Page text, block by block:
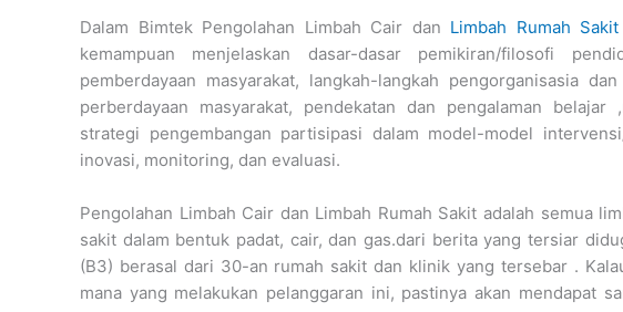
Dalam Bimtek Pengolahan Limbah Cair dan Limbah Rumah Sakit
kemampuan menjelaskan dasar-dasar pemikiran/filosofi
pemberdayaan masyarakat, langkah-langkah pengorganisasia
perberdayaan masyarakat, pendekatan dan pengalaman
strategi pengembangan partisipasi dalam model-model
inovasi, monitoring, dan evaluasi.
Pengolahan Limbah Cair dan Limbah Rumah Sakit adalah semua
sakit dalam bentuk padat, cair, dan gas.dari berita yang tersiar
(B3) berasal dari 30-an rumah sakit dan klinik yang tersebar .
mana yang melakukan pelanggaran ini, pastinya akan mendapat